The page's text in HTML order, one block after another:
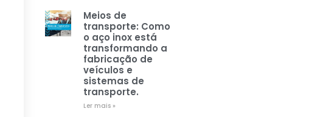
Meios de
transporte: Como
o aço inox está
transformando a
fabricação de
veículos e
sistemas de
transporte.
Ler mais »